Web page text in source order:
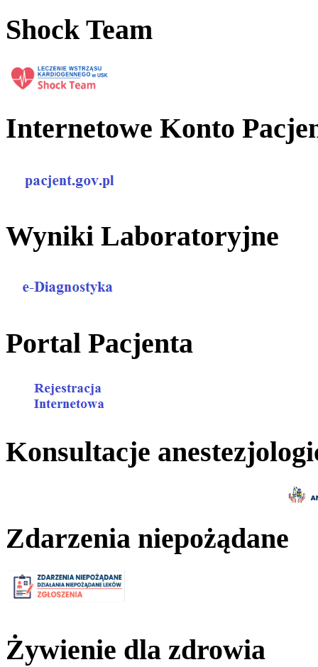
Shock Team
Internetowe Konto
Wyniki Laboratoryjne
Portal Pacjenta
Konsultacje
Zdarzenia niepożądane
Żywienie dla zdrowia